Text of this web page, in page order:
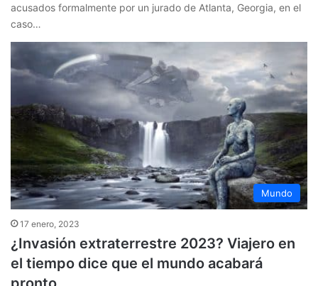
acusados formalmente por un jurado de Atlanta, Georgia, en el
caso…
Mundo
17 enero, 2023
¿Invasión extraterrestre 2023? Viajero en
el tiempo dice que el mundo acabará